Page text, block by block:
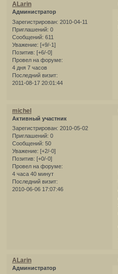
ALarin
Администратор
Зарегистрирован: 2010-04-11
Приглашений: 0
Сообщений: 611
Уважение: [+9/-1]
Позитив: [+6/-0]
Провел на форуме:
4 дня 7 часов
Последний визит:
2011-08-17 20:01:44
michel
Активный участник
Зарегистрирован: 2010-05-02
Приглашений: 0
Сообщений: 50
Уважение: [+2/-0]
Позитив: [+0/-0]
Провел на форуме:
4 часа 40 минут
Последний визит:
2010-06-06 17:07:46
ALarin
Администратор